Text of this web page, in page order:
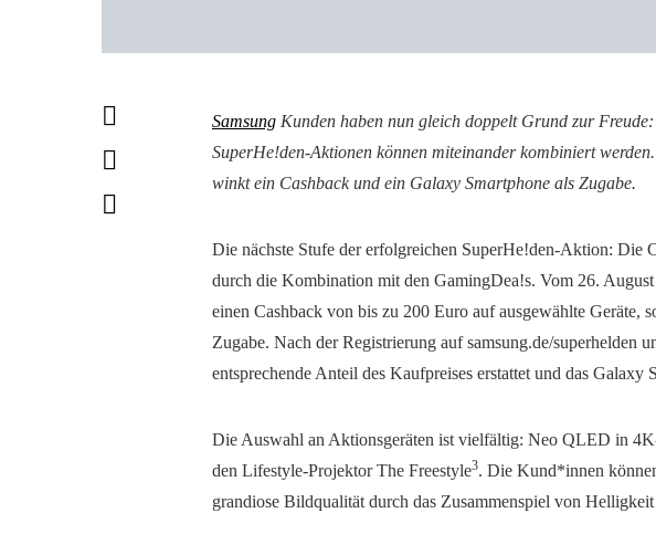
Samsung Kunden haben nun gleich doppelt Grund zur
SuperHe!den-Aktionen können miteinander kombiniert
winkt ein Cashback und ein Galaxy Smartphone als Zugabe.
Die nächste Stufe der erfolgreichen SuperHe!den-Aktion: Die
durch die Kombination mit den GamingDea!s. Vom 26.
einen Cashback von bis zu 200 Euro auf ausgewählte Geräte,
Zugabe. Nach der Registrierung auf samsung.de/superhelden
entsprechende Anteil des Kaufpreises erstattet und das Galaxy
Die Auswahl an Aktionsgeräten ist vielfältig: Neo QLED in
den Lifestyle-Projektor The Freestyle3. Die Kund*innen
grandiose Bildqualität durch das Zusammenspiel von